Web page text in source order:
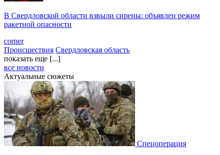
В Свердловской области взвыли сирены: объявлен режим
ракетной опасности
corner
Происшествия Свердловская область
показать еще [...]
все новости
Актуальные сюжеты
Спецоперация